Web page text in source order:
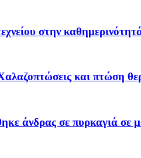
στην
και πτώση
άνδρας σε πυρκαγιά σε